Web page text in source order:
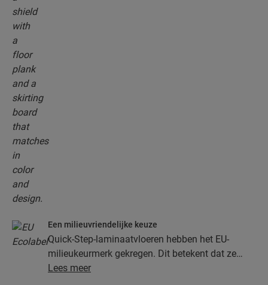
Een milieuvriendelijke keuze
Quick-Step-laminaatvloeren hebben het EU-
milieukeurmerk gekregen. Dit betekent dat ze
gemaakt zijn van ten minste 80% duurzaam
Lees meer